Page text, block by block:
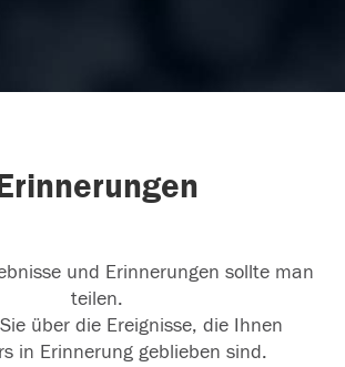
und Erinnerungen sollte man
teilen.
über die Ereignisse, die Ihnen
in Erinnerung geblieben sind.